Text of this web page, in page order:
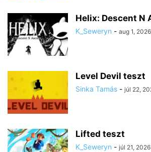
Helix: Descent N
K_Seweryn - aug 1, 2026
Level Devil teszt
Sinka Tamás - júl 22,
Lifted teszt
K_Seweryn - júl 21, 2026